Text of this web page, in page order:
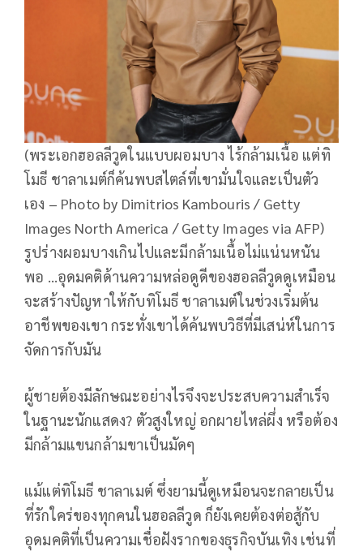
(พระเอกฮอลลีวูดในแบบผอมบาง ไร้กล้ามเนื้อ แต่ทิ
โมธี ชาลาเมต์ก็ค้นพบสไตล์ที่เขามั่นใจและเป็นตัว
เอง – Photo by Dimitrios Kambouris / Getty
Images North America / Getty Images via AFP)
รูปร่างผอมบางเกินไปและมีกล้ามเนื้อไม่แน่นหนัน
พอ …อุดมคติด้านความหล่อดูดีของฮอลลีวูดดูเหมือน
จะสร้างปัญหาให้กับทิโมธี ชาลาเมต์ในช่วงเริ่มต้น
อาชีพของเขา กระทั่งเขาได้ค้นพบวิธีที่มีเสน่ห์ในการ
จัดการกับมัน
ผู้ชายต้องมีลักษณะอย่างไรจึงจะประสบความสำเร็จ
ในฐานะนักแสดง? ตัวสูงใหญ่ อกผายไหล่ผึ่ง หรือต้อง
มีกล้ามแขนกล้ามขาเป็นมัดๆ
แม้แต่ทิโมธี ชาลาเมต์ ซึ่งยามนี้ดูเหมือนจะกลายเป็น
ที่รักใคร่ของทุกคนในฮอลลีวูด ก็ยังเคยต้องต่อสู้กับ
อุดมคติที่เป็นความเชื่อฝังรากของธุรกิจบันเทิง เช่นที่